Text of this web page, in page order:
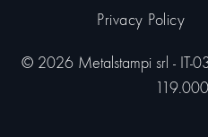
© 2026 Metalstampi srl - IT-
Privacy Policy